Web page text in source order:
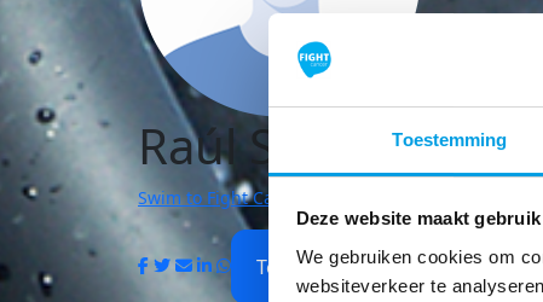
Toestemming
Deze website maakt
We gebruiken cookies om
websiteverkeer te
Raúl Stuij
Swim to Fight Cancer | Alblasserdam
Team Kidko